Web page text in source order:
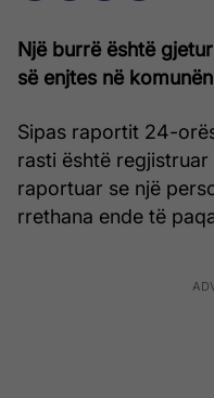
Një burrë është
së enjtes në
Sipas raportit 24-
rasti është
raportuar se një
rrethana ende të